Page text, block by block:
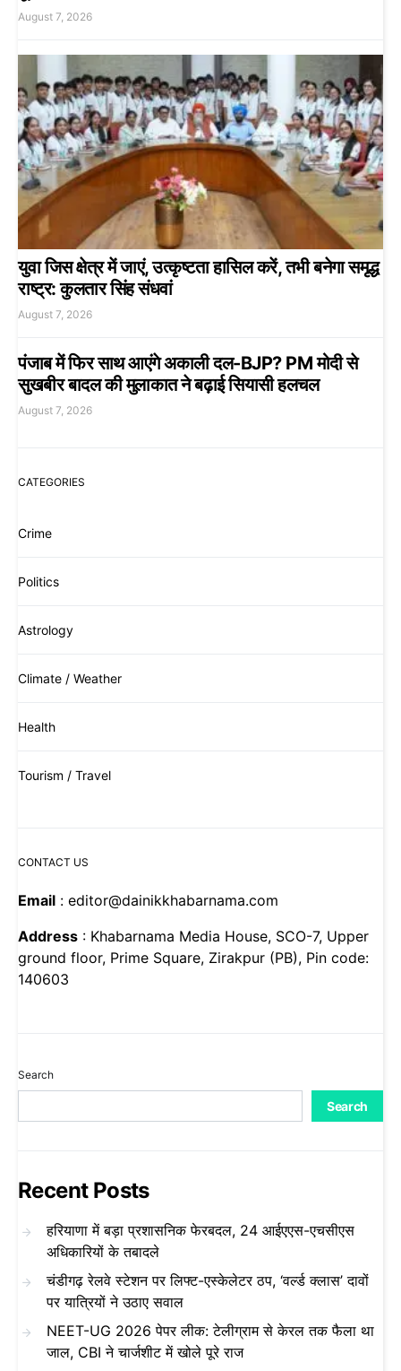
August 7, 2026
युवा जिस क्षेत्र में जाएं, उत्कृष्टता हासिल करें, तभी बनेगा समृद्ध
राष्ट्र: कुलतार सिंह संधवां
August 7, 2026
पंजाब में फिर साथ आएंगे अकाली दल-BJP? PM मोदी से
सुखबीर बादल की मुलाकात ने बढ़ाई सियासी हलचल
August 7, 2026
CATEGORIES
Crime
Politics
Astrology
Climate / Weather
Health
Tourism / Travel
CONTACT US
Email : editor@dainikkhabarnama.com
Address : Khabarnama Media House, SCO-7, Upper
ground floor, Prime Square, Zirakpur (PB), Pin code:
140603
Search
Search
Recent Posts
हरियाणा में बड़ा प्रशासनिक फेरबदल, 24 आईएएस-एचसीएस
अधिकारियों के तबादले
चंडीगढ़ रेलवे स्टेशन पर लिफ्ट-एस्केलेटर ठप, ‘वर्ल्ड क्लास’ दावों
पर यात्रियों ने उठाए सवाल
NEET-UG 2026 पेपर लीक: टेलीग्राम से केरल तक फैला था
जाल, CBI ने चार्जशीट में खोले पूरे राज